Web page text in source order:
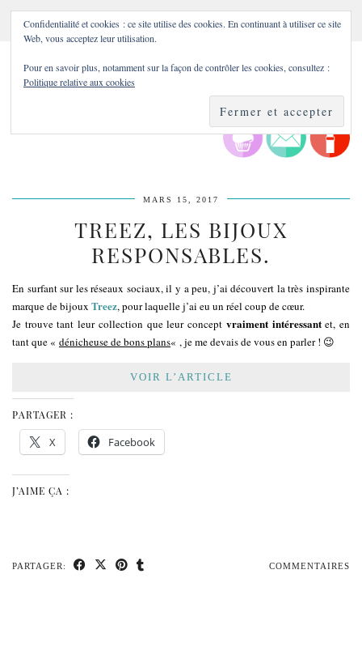
MARS 15, 2017
TREEZ, LES BIJOUX
RESPONSABLES.
En surfant sur les réseaux sociaux, il y a peu, j’ai découvert la très inspirante
marque de bijoux Treez, pour laquelle j’ai eu un réel coup de cœur.
Je trouve tant leur collection que leur concept vraiment intéressantet, en
tant que « dénicheuse de bons plans« , je me devais de vous en parler ! 😉
VOIR L’ARTICLE
PARTAGER :
X Facebook
J’AIME ÇA :
PARTAGER: COMMENTAIRES
Confidentialité et cookies : ce site utilise des cookies. En continuant à utiliser ce site
Web, vous acceptez leur utilisation.
Pour en savoir plus, notamment sur la façon de contrôler les cookies, consultez :
Politique relative aux cookies